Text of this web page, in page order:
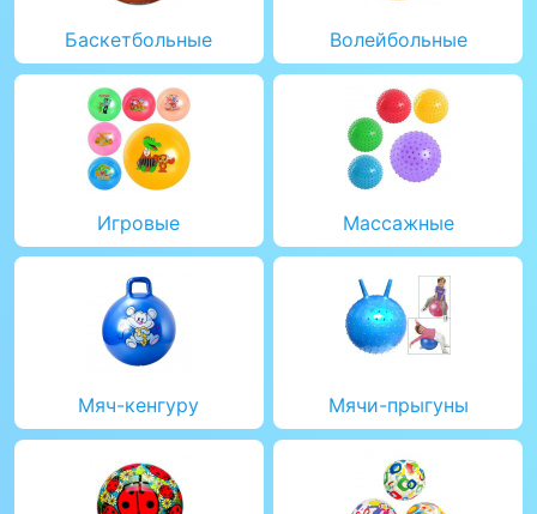
Баскетбольные Волейбольные
Игровые Массажные
Мяч-кенгуру Мячи-прыгуны